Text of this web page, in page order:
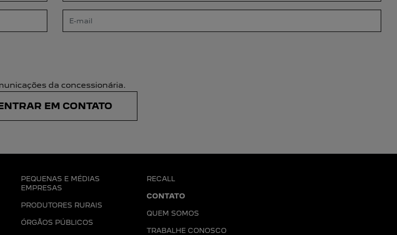
da concessionária.
EM CONTATO
PEQUENAS E MÉDIAS
EMPRESAS
PRODUTORES RURAIS
ÓRGÃOS PÚBLICOS
RECALL
CONTATO
QUEM SOMOS
TRABALHE CONOSCO